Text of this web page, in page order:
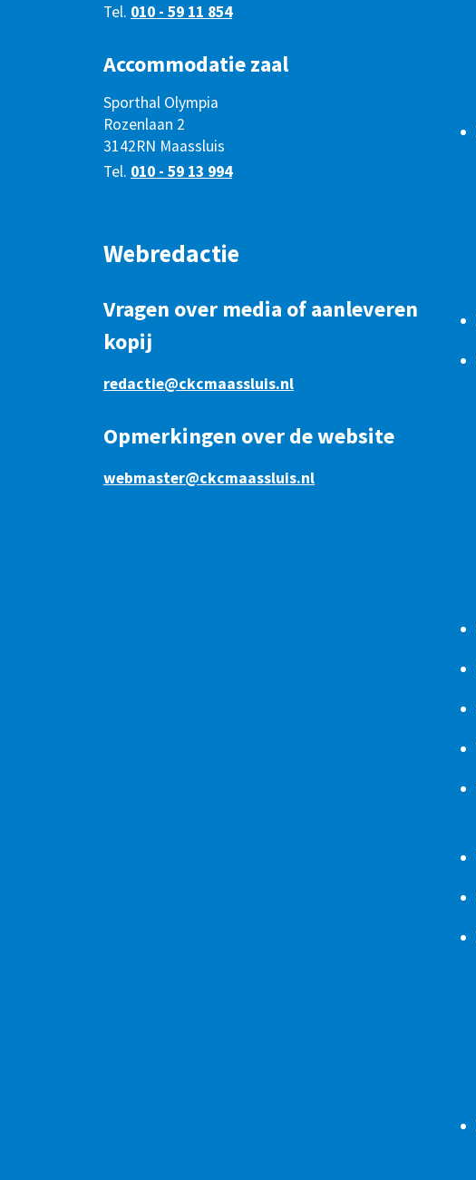
Tel. 010 - 59 11 854
Accommodatie zaal
Sporthal Olympia
Rozenlaan 2
3142RN Maassluis
Tel. 010 - 59 13 994
Webredactie
Vragen over media of aanleveren
kopij
redactie@ckcmaassluis.nl
Opmerkingen over de website
webmaster@ckcmaassluis.nl